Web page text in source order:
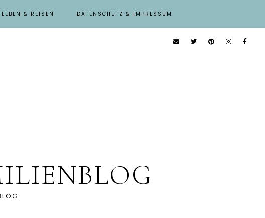
& REISEN DATENSCHUTZ & IMPRESSUM